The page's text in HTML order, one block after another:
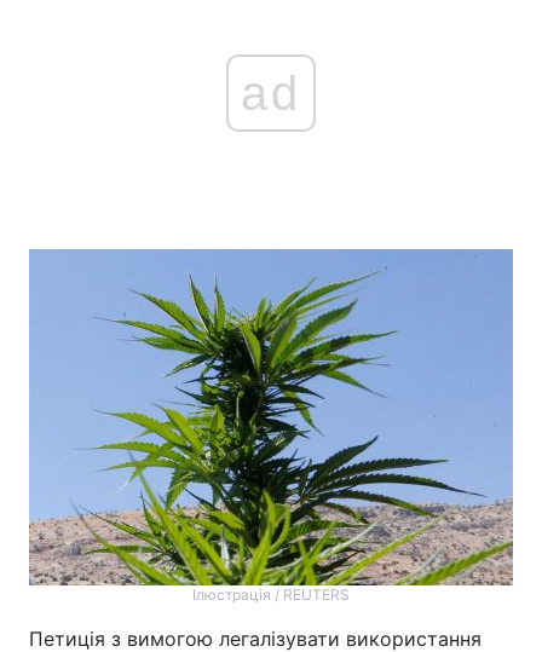
ad
Ілюстрація / REUTERS
Петиція з вимогою легалізувати використання